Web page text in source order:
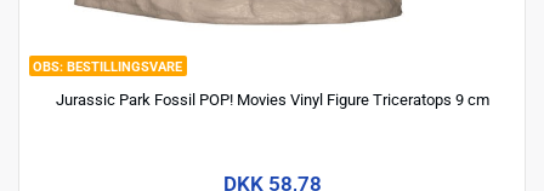
BESTILLINGSVARE
Jurassic Park Fossil POP! Movies Vinyl Figure Triceratops 9 cm
DKK 58,78